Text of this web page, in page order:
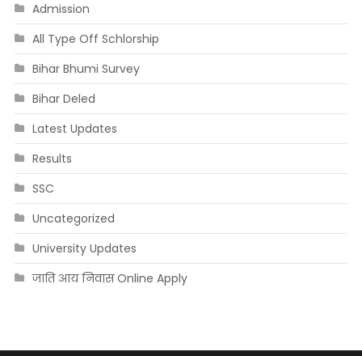
Admission
All Type Off Schlorship
Bihar Bhumi Survey
Bihar Deled
Latest Updates
Results
SSC
Uncategorized
University Updates
जाति आय निवास Online Apply